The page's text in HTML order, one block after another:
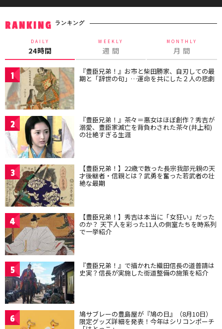
RANKING ランキング
DAILY
24時間
WEEKLY
週 間
MONTHLY
月 間
1 『豊臣兄弟！』お市と柴田勝家、自刃しての最
期と「辞世の句」…運命を共にした２人の悲劇
2 『豊臣兄弟！』茶々＝悪女はほぼ創作？秀吉が
溺愛、豊臣家滅亡を背負わされた茶々(井上和)
の壮絶すぎる生涯
3 【豊臣兄弟！】22歳で散った長宗我部元親の天
才後継者・信親とは？武勇を奮った若武者の壮
絶な最期
4 【豊臣兄弟！】秀吉は本当に「女狂い」だった
のか？ 天下人を彩った11人の側室たちを時系列
で一挙紹介
5 『豊臣兄弟！』で描かれた織田信長の道普請は
史実？信長が実施した街道整備の施策を紹介
6 鳩サブレーの豊島屋が『鳩の日』（8月10日）
限定グッズ詳細を発表！今年はシリコンポーチ